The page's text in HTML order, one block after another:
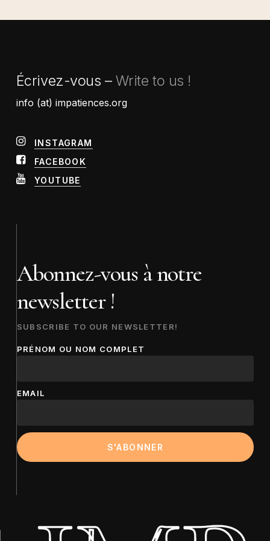
Écrivez-vous – Write to us !
info (at) impatiences.org
INSTAGRAM
FACEBOOK
YOUTUBE
Abonnez-vous à notre
newsletter !
SUBSCRIBE TO OUR NEWSLETTER!
PRÉNOM OU NOM COMPLET
EMAIL